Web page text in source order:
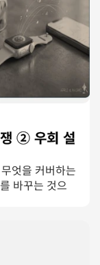
② 우회 설
엇을 커버하는
바꾸는 것으